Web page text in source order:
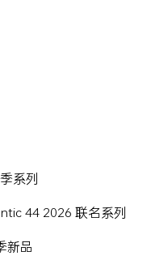
系列
44 2026 联名系列
新品